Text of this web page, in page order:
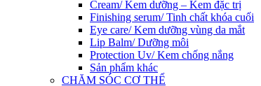
Cream/ Kem dưỡng – Kem đặc trị
Finishing serum/ Tinh chất khóa cuối
Eye care/ Kem dưỡng vùng da mắt
Lip Balm/ Dưỡng môi
Protection Uv/ Kem chống nắng
Sản phẩm khác
CHĂM SÓC CƠ THỂ